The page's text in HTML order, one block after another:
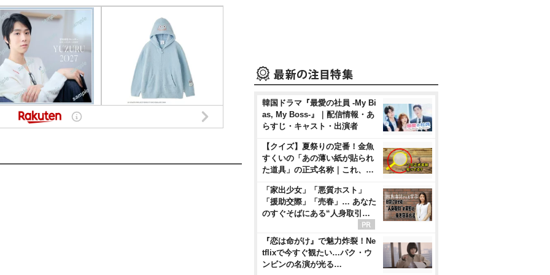
韓国ドラマ『最愛の社員 -My Bi
as, My Boss-』｜配信情報・あ
らすじ・キャスト・出演者
【クイズ】夏祭りの定番！金魚
すくいの「あの薄い紙が貼られ
た道具」の正式名称｜これ、…
「家出少女」「悪質ホスト」
「援助交際」「売春」… あなた
のすぐそばにある“人身取引…
『恋は命がけ』で魅力炸裂！Ne
tflixで今すぐ観たい…パク・ウ
ンビンの名演が光る…